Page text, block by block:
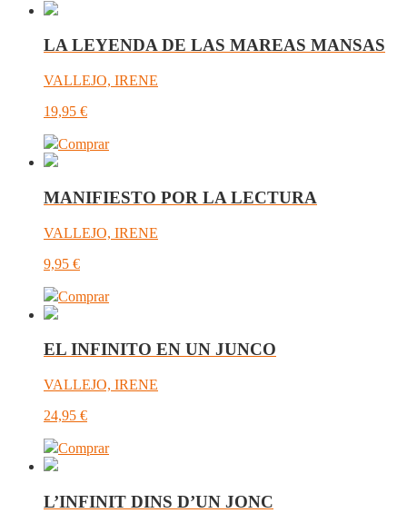
LA LEYENDA DE LAS MAREAS MANSAS
VALLEJO, IRENE
19,95 €
Comprar
MANIFIESTO POR LA LECTURA
VALLEJO, IRENE
9,95 €
Comprar
EL INFINITO EN UN JUNCO
VALLEJO, IRENE
24,95 €
Comprar
L’INFINIT DINS D’UN JONC